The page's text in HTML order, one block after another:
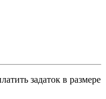
задаток в размере